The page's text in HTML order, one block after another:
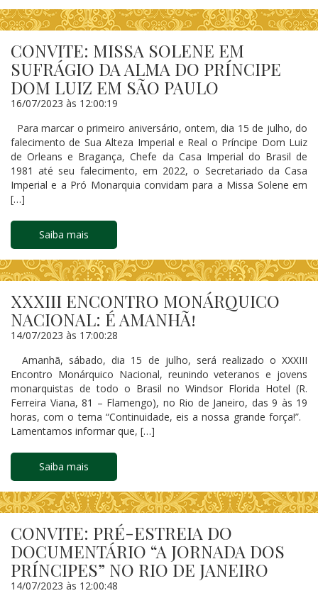
CONVITE: MISSA SOLENE EM
SUFRÁGIO DA ALMA DO PRÍNCIPE
DOM LUIZ EM SÃO PAULO
16/07/2023 às 12:00:19
Para marcar o primeiro aniversário, ontem, dia 15 de julho, do
falecimento de Sua Alteza Imperial e Real o Príncipe Dom Luiz
de Orleans e Bragança, Chefe da Casa Imperial do Brasil de
1981 até seu falecimento, em 2022, o Secretariado da Casa
Imperial e a Pró Monarquia convidam para a Missa Solene em
[…]
Saiba mais
XXXIII ENCONTRO MONÁRQUICO
NACIONAL: É AMANHÃ!
14/07/2023 às 17:00:28
Amanhã, sábado, dia 15 de julho, será realizado o XXXIII
Encontro Monárquico Nacional, reunindo veteranos e jovens
monarquistas de todo o Brasil no Windsor Florida Hotel (R.
Ferreira Viana, 81 – Flamengo), no Rio de Janeiro, das 9 às 19
horas, com o tema “Continuidade, eis a nossa grande força!”.
Lamentamos informar que, […]
Saiba mais
CONVITE: PRÉ-ESTREIA DO
DOCUMENTÁRIO “A JORNADA DOS
PRÍNCIPES” NO RIO DE JANEIRO
14/07/2023 às 12:00:48